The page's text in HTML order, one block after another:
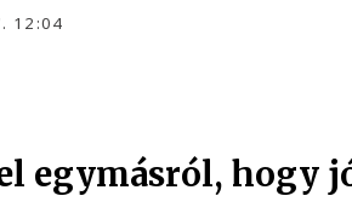
12:04
egymásról, hogy